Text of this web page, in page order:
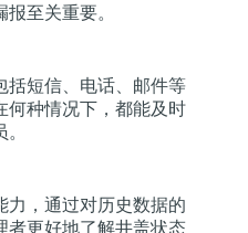
至关重要。
括短信、电话、邮件等
何种情况下，都能及时
力，通过对历史数据的
者更好地了解井盖状态